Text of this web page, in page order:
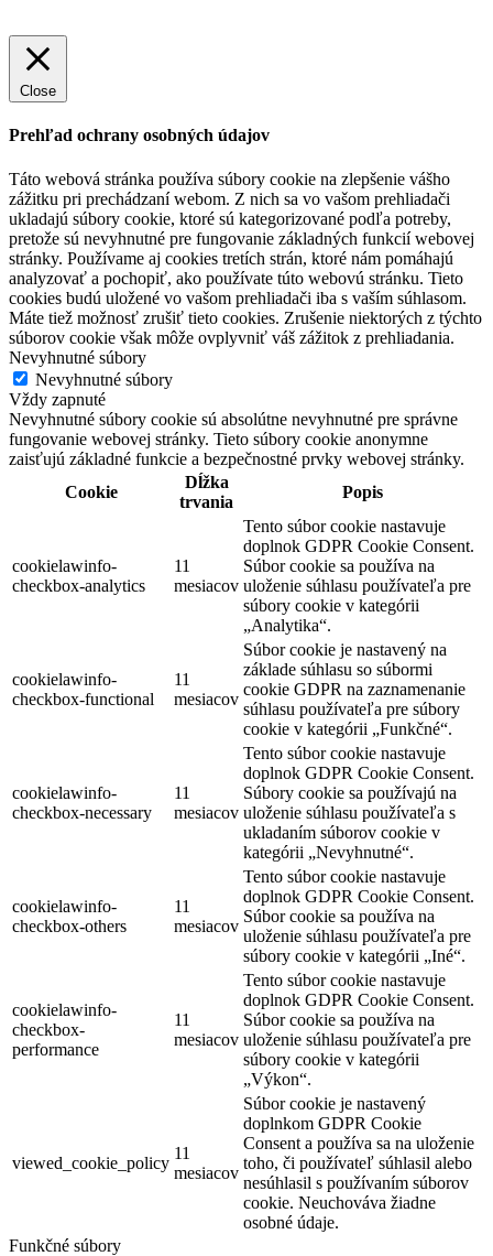
Close
Prehľad ochrany osobných údajov
Táto webová stránka používa súbory cookie na zlepšenie vášho
zážitku pri prechádzaní webom. Z nich sa vo vašom prehliadači
ukladajú súbory cookie, ktoré sú kategorizované podľa potreby,
pretože sú nevyhnutné pre fungovanie základných funkcií webovej
stránky. Používame aj cookies tretích strán, ktoré nám pomáhajú
analyzovať a pochopiť, ako používate túto webovú stránku. Tieto
cookies budú uložené vo vašom prehliadači iba s vaším súhlasom.
Máte tiež možnosť zrušiť tieto cookies. Zrušenie niektorých z týchto
súborov cookie však môže ovplyvniť váš zážitok z prehliadania.
Nevyhnutné súbory
Nevyhnutné súbory
Vždy zapnuté
Nevyhnutné súbory cookie sú absolútne nevyhnutné pre správne
fungovanie webovej stránky. Tieto súbory cookie anonymne
zaisťujú základné funkcie a bezpečnostné prvky webovej stránky.
Cookie
Dĺžka
trvania
Popis
cookielawinfo-
checkbox-analytics
11
mesiacov
Tento súbor cookie nastavuje
doplnok GDPR Cookie Consent.
Súbor cookie sa používa na
uloženie súhlasu používateľa pre
súbory cookie v kategórii
„Analytika“.
cookielawinfo-
checkbox-functional
11
mesiacov
Súbor cookie je nastavený na
základe súhlasu so súbormi
cookie GDPR na zaznamenanie
súhlasu používateľa pre súbory
cookie v kategórii „Funkčné“.
cookielawinfo-
checkbox-necessary
11
mesiacov
Tento súbor cookie nastavuje
doplnok GDPR Cookie Consent.
Súbory cookie sa používajú na
uloženie súhlasu používateľa s
ukladaním súborov cookie v
kategórii „Nevyhnutné“.
cookielawinfo-
checkbox-others
11
mesiacov
Tento súbor cookie nastavuje
doplnok GDPR Cookie Consent.
Súbor cookie sa používa na
uloženie súhlasu používateľa pre
súbory cookie v kategórii „Iné“.
cookielawinfo-
checkbox-
performance
11
mesiacov
Tento súbor cookie nastavuje
doplnok GDPR Cookie Consent.
Súbor cookie sa používa na
uloženie súhlasu používateľa pre
súbory cookie v kategórii
„Výkon“.
viewed_cookie_policy
11
mesiacov
Súbor cookie je nastavený
doplnkom GDPR Cookie
Consent a používa sa na uloženie
toho, či používateľ súhlasil alebo
nesúhlasil s používaním súborov
cookie. Neuchováva žiadne
osobné údaje.
Funkčné súbory